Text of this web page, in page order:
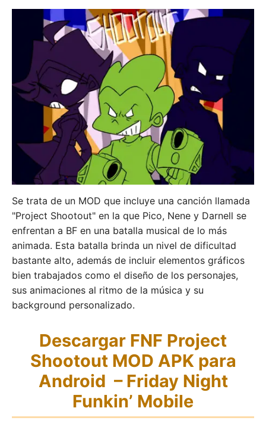
Se trata de un MOD que incluye una canción llamada
"Project Shootout" en la que Pico, Nene y Darnell se
enfrentan a BF en una batalla musical de lo más
animada. Esta batalla brinda un nivel de dificultad
bastante alto, además de incluir elementos gráficos
bien trabajados como el diseño de los personajes,
sus animaciones al ritmo de la música y su
background personalizado.
Descargar FNF Project
Shootout MOD APK para
Android – Friday Night
Funkin’ Mobile